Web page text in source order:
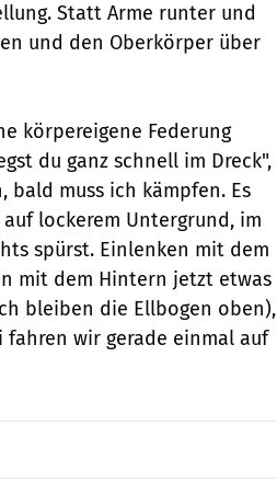
Statt Arme runter und
und den Oberkörper über
körpereigene Federung
du ganz schnell im Dreck",
bald muss ich kämpfen. Es
lockerem Untergrund, im
spürst. Einlenken mit dem
mit dem Hintern jetzt etwas
bleiben die Ellbogen oben),
fahren wir gerade einmal auf